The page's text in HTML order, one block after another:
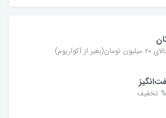
آکواریوم)